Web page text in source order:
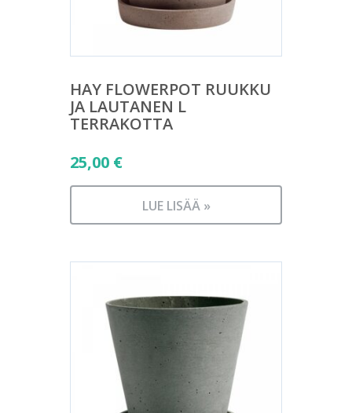
HAY FLOWERPOT RUUKKU
JA LAUTANEN L
TERRAKOTTA
25,00 €
LUE LISÄÄ »